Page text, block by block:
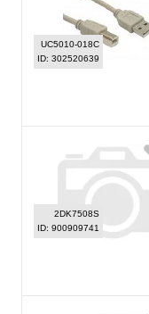
UC5010-018C
ID: 302520639
2DK7508S
ID: 900909741